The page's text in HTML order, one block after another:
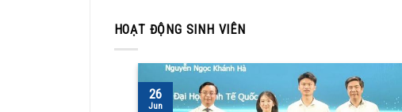
HOẠT ĐỘNG SINH VIÊN
26
Jun